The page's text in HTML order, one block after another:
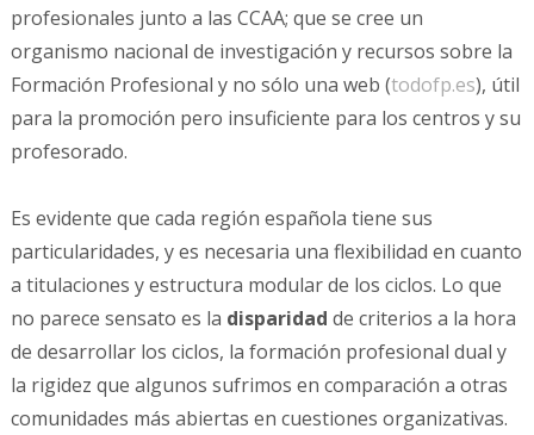
profesionales junto a las CCAA; que se cree un
organismo nacional de investigación y recursos sobre la
Formación Profesional y no sólo una web (todofp.es), útil
para la promoción pero insuficiente para los centros y su
profesorado.
Es evidente que cada región española tiene sus
particularidades, y es necesaria una flexibilidad en cuanto
a titulaciones y estructura modular de los ciclos. Lo que
no parece sensato es la disparidad de criterios a la hora
de desarrollar los ciclos, la formación profesional dual y
la rigidez que algunos sufrimos en comparación a otras
comunidades más abiertas en cuestiones organizativas.